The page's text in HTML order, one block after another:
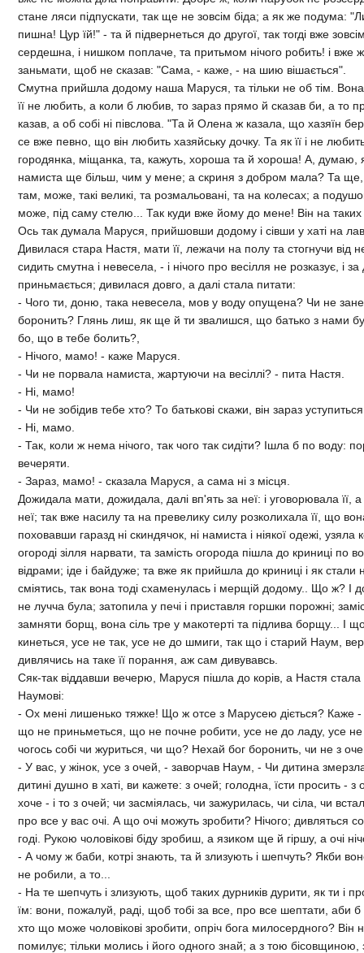
стане ляси пiдпускати, так ще не зовсiм бiда; а як же подума:
пишна! Цур їй!" - та й пiдвернеться до другої, так тогдi вже
сердешна, i нишком поплаче, та притьмом нiчого робить! i вже
заньмати, щоб не сказав: "Сама, - каже, - на шию вiшається".
Смутна прийшла додому наша Маруся, та тiльки не об тiм.
її не любить, а коли б любив, то зараз прямо й сказав би, а то
казав, а об собi нi пiвслова. "Та й Олена ж казала, що хазяїн
се вже певно, що вiн любить хазяйську дочку. Та як її i не
городянка, мiщанка, та, кажуть, хороша та й хороша! А, думаю,
намиста ще бiльш, чим у мене; а скриня з добром мала? Та
там, може, такi великi, та розмальованi, та на колесах; а
може, пiд саму стелю... Так куди вже йому до мене! Вiн на таких
Ось так думала Маруся, прийшовши додому i сiвши у хатi на
Дивилася стара Настя, мати її, лежачи на полу та стогнучи вiд
сидить смутна i невесела, - i нiчого про весiлля не розказує, i за
приньмається; дивилася довго, а далi стала питати:
- Чого ти, доню, така невесела, мов у воду опущена? Чи не
боронить? Глянь лиш, як ще й ти звалишся, що батько з нами
бо, що в тебе болить?,
- Нiчого, мамо! - каже Маруся.
- Чи не порвала намиста, жартуючи на весiллi? - пита Настя.
- Нi, мамо!
- Чи не зобiдив тебе хто? То батьковi скажи, вiн зараз
- Нi, мамо.
- Так, коли ж нема нiчого, так чого так сидiти? Iшла б по воду:
вечеряти.
- Зараз, мамо! - сказала Маруся, а сама нi з мiсця.
Дожидала мати, дожидала, далi вп'ять за неї: i уговорювала її,
неї; так вже насилу та на превелику силу розколихала її, що
поховавши гаразд нi скиндячок, нi намиста i нiякої одежi, узяла
огородi зiлля нарвати, та замiсть огорода пiшла до криницi по
вiдрами; iде i байдуже; та вже як прийшла до криницi i як
смiятись, так вона тодi схаменулась i мерщiй додому.. Що ж? I
не лучча була; затопила у печi i приставля горшки порожнi;
замняти борщ, вона сiль тре у макотертi та пiдлива борщу... I
кинеться, усе не так, усе не до шмиги, так що i старий Наум,
дивлячись на таке її порання, аж сам дивувавсь.
Сяк-так вiддавши вечерю, Маруся пiшла до корiв, а Настя стала
Наумовi:
- Ох менi лишенько тяжке! Що ж отсе з Марусею дiється? Каже -
що не приньметься, що не почне робити, усе не до ладу, усе не
чогось собi чи журиться, чи що? Нехай бог боронить, чи не з
- У вас, у жiнок, усе з очей, - заворчав Наум, - Чи дитина
дитинi душно в хатi, ви кажете: з очей; голодна, їсти просить - з
хоче - i то з очей; чи засмiялась, чи зажурилась, чи сiла, чи
про все у вас очi. А що очi можуть зробити? Нiчого; дивляться
годi. Рукою чоловiковi бiду зробиш, а язиком ще й гiршу, а очi
- А чому ж баби, котрi знають, та й злизують i шепчуть? Якби
не робили, а то...
- На те шепчуть i злизують, щоб таких дурникiв дурити, як ти i
їм: вони, пожалуй, радi, щоб тобi за все, про все шептати, аби
хто що може чоловiковi зробити, опрiч бога милосердного? Вiн
помилує; тiльки молись i його одного знай; а з тою бiсовщиною,